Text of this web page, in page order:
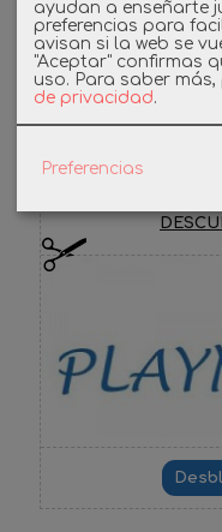
Instagram
Facebook
Cupones
ayudan a enseñarte
preferencias para
avisan si la web se
"Aceptar" confirmas
uso. Para saber
de privacidad.
Preferencias